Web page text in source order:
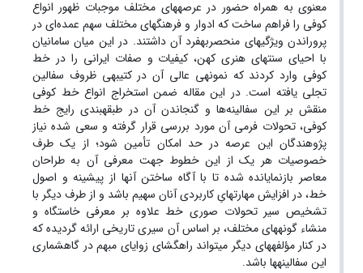
معنوی به همراه حضور در عرصههای مختلف موجبات ظهور انواع
کوفی را فراهم ساخت که ادوار و فرهنگهای مختلف سهم عمده‌ای در
پروراندن ویژگیهای منحصربهفرد آن داشتند. در این میان سامانیان
با احیای سنتهای هنری کهن، کیفیات و صفات ایرانی را در خط
کوفی وارد کردند که نمونهی عالی آن در کتیبهی ظروف سفالین
تجلی یافته است. در این مقاله ضمن استخراج انواع خط کوفی
منقش بر این سفالینه‌ها و گنجاندن آن در طبقهبندی رایج خط
کوفی، تحولات فرمی آن مورد بررسی قرار گرفته و سعی شده نیاز
پژوهندگان این عرصه در حد امکان تأمین شود؛ از یک طرف
خصوصیات هر یک از این خطوط جهت معرفی آن به طراحان
معاصر بازنمایانده شده تا با آگاه ساختن آنها از پیشینه و اصول
خط، در افزایش مهارتهایِ کاربردی آنان سهیم باشد و از طرف دیگر با
تشخیص سیر تحولات صوری خط علاوه بر معرفی خاستگاه و
منشاء گونههای مختلف، بر اساس آن سیری تاریخی ارائه گردیده که
در کنار مؤلفههای دیگر میتواند راهگشای زوایای مبهم در گاهشماری
این سفالینهها باشد.